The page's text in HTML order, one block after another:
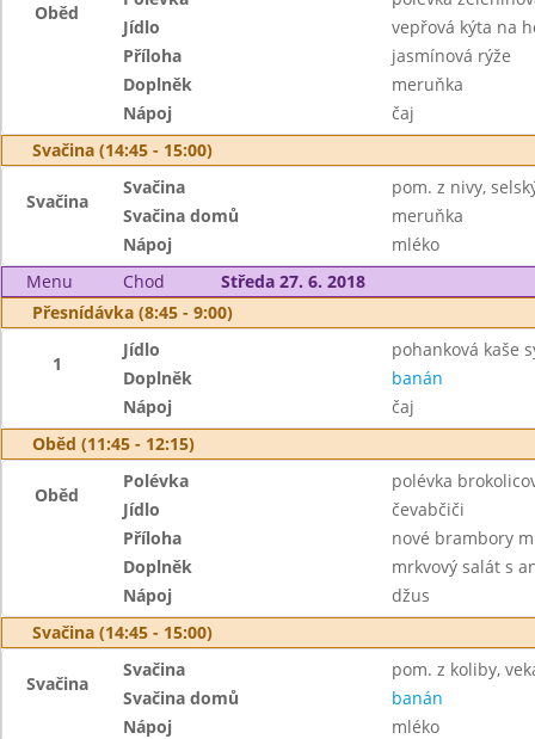
Oběd
Jídlo
vepřová kýta na
Příloha
jasmínová rýže
Doplněk
meruňka
Nápoj
čaj
Svačina (14:45 - 15:00)
Svačina
Svačina
pom. z nivy,
Svačina domů
meruňka
Nápoj
mléko
Menu
Chod
Středa 27. 6. 2018
Přesnídávka (8:45 - 9:00)
1
Jídlo
pohanková kaše
Doplněk
banán
Nápoj
čaj
Oběd (11:45 - 12:15)
Oběd
Polévka
polévka
Jídlo
čevabčiči
Příloha
nové brambory
Doplněk
mrkvový salát s
Nápoj
džus
Svačina (14:45 - 15:00)
Svačina
Svačina
pom. z koliby,
Svačina domů
banán
Nápoj
mléko